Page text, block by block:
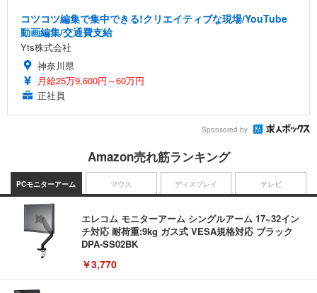
コツコツ編集で集中できる!クリエイティブな現場/YouTube
動画編集/交通費支給
Yts株式会社
神奈川県
月給25万9,600円～60万円
正社員
Sponsored by
Amazon売れ筋ランキング
PCモニターアーム
エレコム モニターアーム シングルアーム 17~32イン
チ対応 耐荷重:9kg ガス式 VESA規格対応 ブラック
DPA-SS02BK
￥3,770
マウス ディスプレイ テレビ